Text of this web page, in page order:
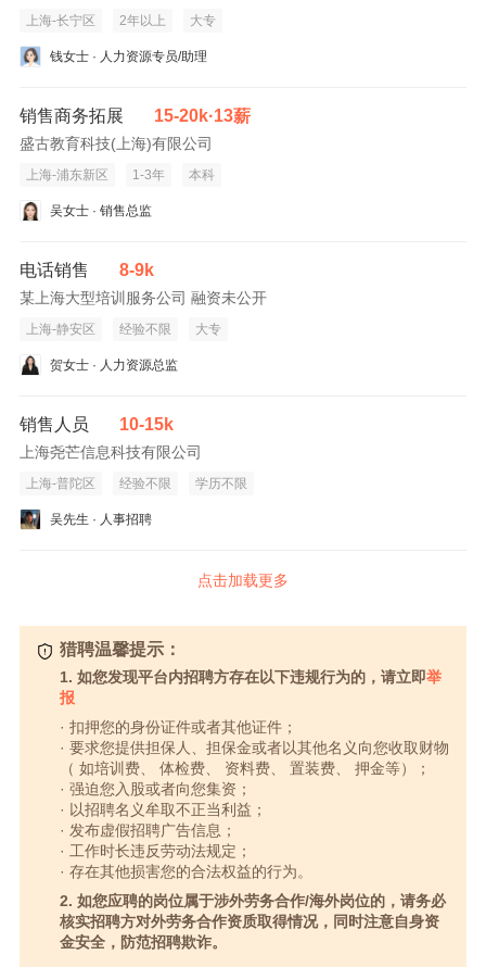
上海-长宁区 2年以上 大专
钱女士 · 人力资源专员/助理
销售商务拓展 15-20k·13薪
盛古教育科技(上海)有限公司
上海-浦东新区 1-3年 本科
吴女士 · 销售总监
电话销售 8-9k
某上海大型培训服务公司 融资未公开
上海-静安区 经验不限 大专
贺女士 · 人力资源总监
销售人员 10-15k
上海尧芒信息科技有限公司
上海-普陀区 经验不限 学历不限
吴先生 · 人事招聘
点击加载更多
猎聘温馨提示：
1. 如您发现平台内招聘方存在以下违规行为的，请立即举
报
· 扣押您的身份证件或者其他证件；
· 要求您提供担保人、担保金或者以其他名义向您收取财物
（ 如培训费、 体检费、 资料费、 置装费、 押金等）；
· 强迫您入股或者向您集资；
· 以招聘名义牟取不正当利益；
· 发布虚假招聘广告信息；
· 工作时长违反劳动法规定；
· 存在其他损害您的合法权益的行为。
2. 如您应聘的岗位属于涉外劳务合作/海外岗位的，请务必
核实招聘方对外劳务合作资质取得情况，同时注意自身资
金安全，防范招聘欺诈。